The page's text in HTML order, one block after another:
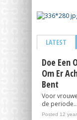
LATEST
Doe Een
Om Er
Bent
Voor
de periode...
Posted 12